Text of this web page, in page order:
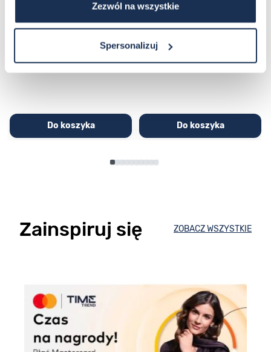
Zezwól na wszystkie
Spersonalizuj
1AVEF
251,00 zł279,00 zł
Do koszyka
9DMQYES
296,00 zł329,00 zł
Do koszyka
Zainspiruj się ZOBACZ WSZYSTKIE